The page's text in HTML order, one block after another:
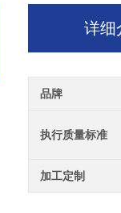
详细
品牌
执行质量标准
加工定制